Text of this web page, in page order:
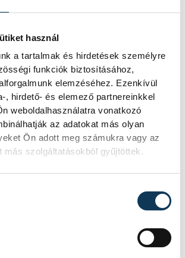
használ
a tartalmak és hirdetések személyre
funkciók biztosításához,
elemzéséhez. Ezenkívül
, hirdető- és elemező partnereinkkel
weboldalhasználatra vonatkozó
az adatokat más olyan
Ön adott meg számukra vagy az
más szolgáltatásokból gyűjtöttek.